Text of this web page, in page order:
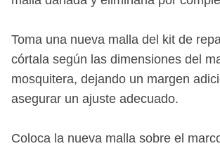
Toma una nueva malla del kit de
córtala según las dimensiones del
mosquitera, dejando un margen
asegurar un ajuste adecuado.
Coloca la nueva malla sobre el